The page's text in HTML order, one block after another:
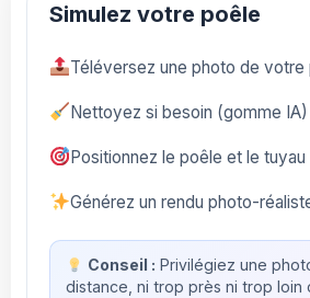
Simulez votre poêle
Téléversez une photo de votre
Nettoyez si besoin (gomme IA)
Positionnez le poêle et le tuyau
Générez un rendu photo-
Conseil : Privilégiez une
distance, ni trop près ni trop loin